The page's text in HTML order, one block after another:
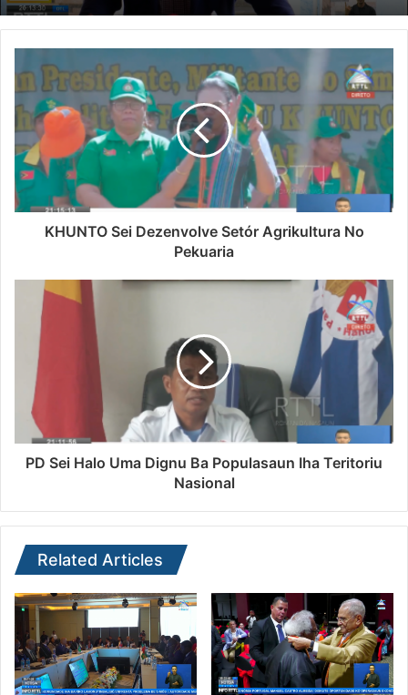
KHUNTO Sei Dezenvolve Setór Agrikultura No
Pekuaria
PD Sei Halo Uma Dignu Ba Populasaun Iha Teritoriu
Nasional
Related Articles